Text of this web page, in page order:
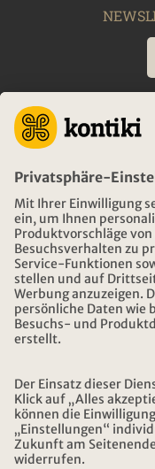
BERATUNG
NOTFALL AUF
ÖFFNUNGSZEITEN
DOWNLOAD UND
ADRESSE
ÜBER KONTIKI
UNSERE PARTNER